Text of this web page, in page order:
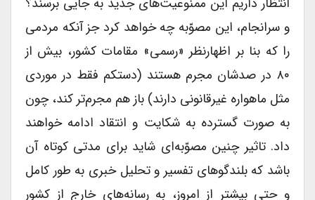
و سرانجام، این مصوّبه چه خواهد کرد جز آنکه مردمی
را که بنا بر اظهار‌نظر «رسمی» مقامات کشور، بیش از
۸۰ در صدشان مجرم هستند (دستکم فقط در موردی
مثل ماهواره غیرقانونی دارند) باز هم مجرم‌تر کند، چون
به صورت گسترده به شکایت و انتقاد ادامه خواهند
داد. تاثیر چنین مصوّبه‌ای شاید برای مدتی کوتاه آن
باشد که بلندگوهای تفسیر و تحلیل خبری به طور کامل
و حتی بیشتر از امروز، به رسانه‌های خارج از کشور